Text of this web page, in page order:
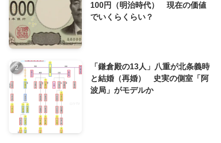
100円（明治時代） 現在の価値
でいくらくらい？
「鎌倉殿の13人」八重が北条義時
と結婚（再婚） 史実の側室「阿
波局」がモデルか